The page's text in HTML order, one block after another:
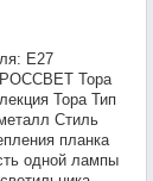
E27
РОССВЕТ Тора
Тора Тип
Стиль
планка
одной лампы